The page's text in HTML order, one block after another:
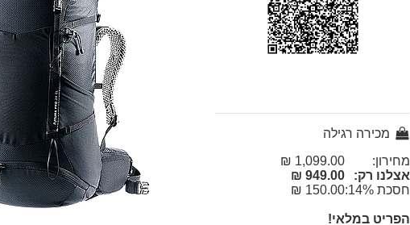
מכירה רגילה
מחירון:
1,099.00 ₪
אצלנו רק:
949.00 ₪
חסכת 14%:
150.00 ₪
הפריט במלאי!